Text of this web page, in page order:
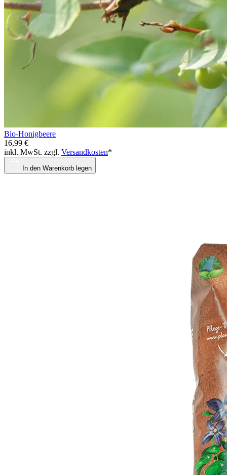
Bio-Honigbeere
16,99 €
inkl. MwSt. zzgl. Versandkosten*
In den Warenkorb legen